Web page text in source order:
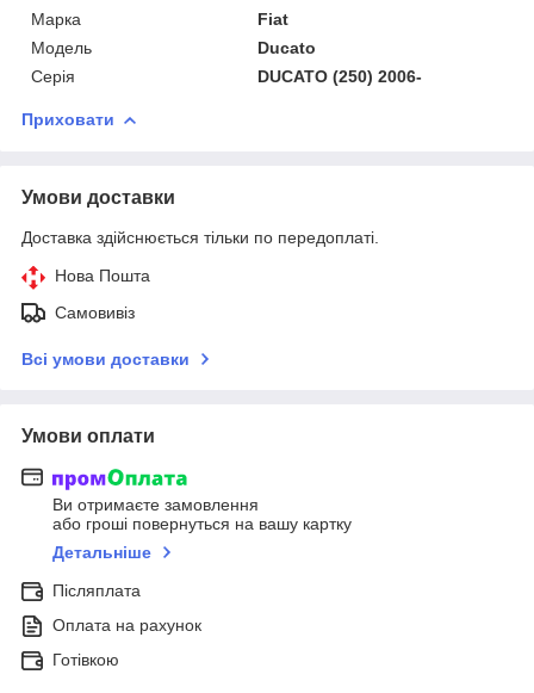
Марка
Fiat
Модель
Ducato
Серія
DUCATO (250) 2006-
Приховати
Умови доставки
Доставка здійснюється тільки по передоплаті.
Нова Пошта
Самовивіз
Всі умови доставки
Умови оплати
Ви отримаєте замовлення
або гроші повернуться на вашу картку
Детальніше
Післяплата
Оплата на рахунок
Готівкою